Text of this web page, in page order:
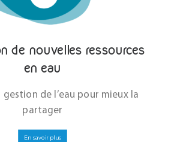
de nouvelles ressources
en eau
de l’eau pour mieux la
partager
En savoir plus